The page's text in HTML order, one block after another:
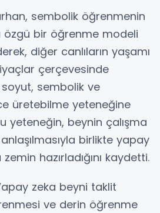
sembolik öğrenmenin
özgü bir öğrenme modeli
diğer canlıların yaşamı
çerçevesinde
soyut, sembolik ve
üretebilme yeteneğine
yeteneğin, beynin çalışma
birlikte yapay
hazırladığını kaydetti.
zeka beyni taklit
ve derin öğrenme